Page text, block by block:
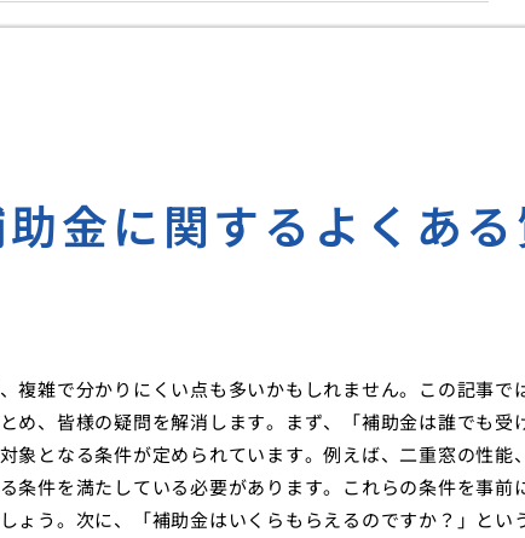
金に関するよくあ
複雑で分かりにくい点も多いかもしれません。この記事で
め、皆様の疑問を解消します。まず、「補助金は誰でも受
象となる条件が定められています。例えば、二重窓の性能
条件を満たしている必要があります。これらの条件を事
ょう。次に、「補助金はいくらもらえるのですか？」とい